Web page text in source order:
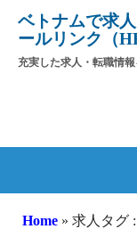
ベトナムで求
ールリンク（
充実した求人・転職情報
Menu
content
Home » 求人タグ